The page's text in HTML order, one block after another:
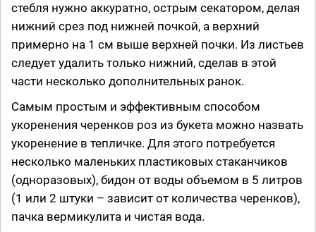
стебля нужно аккуратно, острым секатором, делая
нижний срез под нижней почкой, а верхний
примерно на 1 см выше верхней почки. Из листьев
следует удалить только нижний, сделав в этой
части несколько дополнительных ранок.
Самым простым и эффективным способом
укоренения черенков роз из букета можно назвать
укоренение в тепличке. Для этого потребуется
несколько маленьких пластиковых стаканчиков
(одноразовых), бидон от воды объемом в 5 литров
(1 или 2 штуки – зависит от количества черенков),
пачка вермикулита и чистая вода.